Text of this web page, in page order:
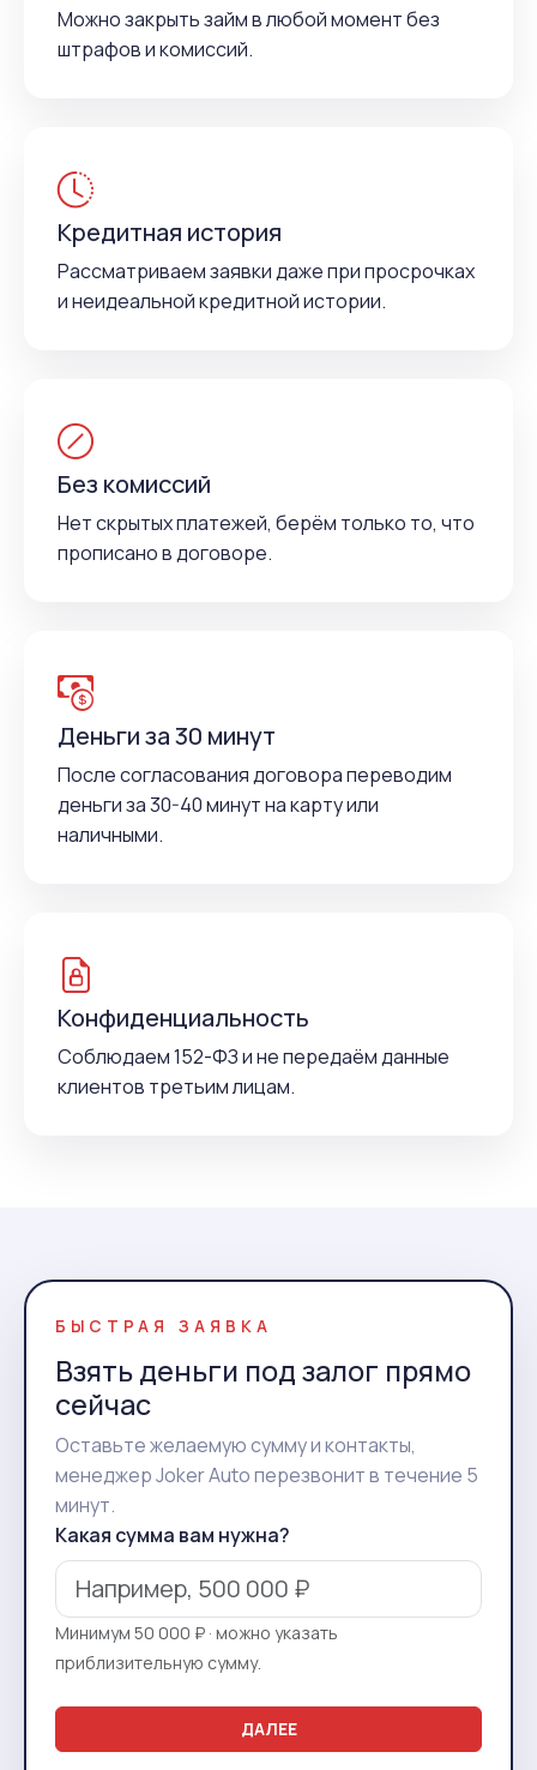
Можно закрыть займ в любой момент без
штрафов и комиссий.
Кредитная история
Рассматриваем заявки даже при просрочках
и неидеальной кредитной истории.
Без комиссий
Нет скрытых платежей, берём только то, что
прописано в договоре.
Деньги за 30 минут
После согласования договора переводим
деньги за 30-40 минут на карту или
наличными.
Конфиденциальность
Соблюдаем 152-ФЗ и не передаём данные
клиентов третьим лицам.
БЫСТРАЯ ЗАЯВКА
Взять деньги под залог прямо
сейчас
Оставьте желаемую сумму и контакты,
менеджер Joker Auto перезвонит в течение 5
минут.
Какая сумма вам нужна?
Минимум 50 000 ₽ · можно указать
приблизительную сумму.
ДАЛЕЕ